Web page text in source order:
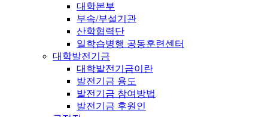
대학본부
부속/부설기관
산학협력단
일학습병행 공동훈련센터
대학발전기금
대학발전기금이란
발전기금 용도
발전기금 참여방법
발전기금 후원인